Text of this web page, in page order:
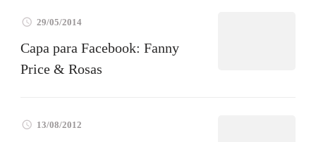
29/05/2014
Capa para Facebook: Fanny
Price & Rosas
13/08/2012